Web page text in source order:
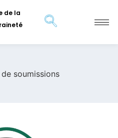
de la
soumissions